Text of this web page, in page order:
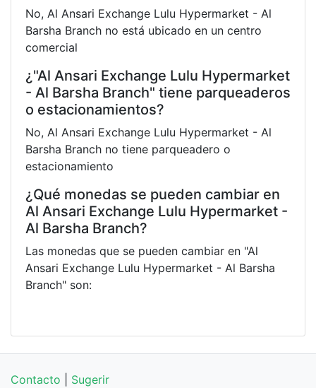
No, Al Ansari Exchange Lulu Hypermarket - Al
Barsha Branch no está ubicado en un centro
comercial
¿"Al Ansari Exchange Lulu Hypermarket
- Al Barsha Branch" tiene parqueaderos
o estacionamientos?
No, Al Ansari Exchange Lulu Hypermarket - Al
Barsha Branch no tiene parqueadero o
estacionamiento
¿Qué monedas se pueden cambiar en
Al Ansari Exchange Lulu Hypermarket -
Al Barsha Branch?
Las monedas que se pueden cambiar en "Al
Ansari Exchange Lulu Hypermarket - Al Barsha
Branch" son:
Contacto Sugerir